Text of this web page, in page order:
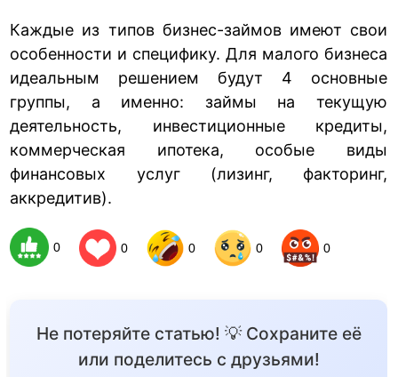
Каждые из типов бизнес-займов имеют свои
особенности и специфику. Для малого бизнеса
идеальным решением будут 4 основные
группы, а именно: займы на текущую
деятельность, инвестиционные кредиты,
коммерческая ипотека, особые виды
финансовых услуг (лизинг, факторинг,
аккредитив).
0 0 0 0 0
Не потеряйте статью! 💡 Сохраните её
или поделитесь с друзьями!